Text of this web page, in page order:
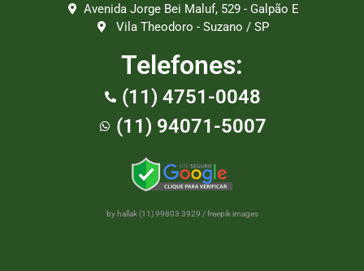
Avenida Jorge Bei Maluf, 529 - Galpão E
Vila Theodoro - Suzano / SP
Telefones:
(11) 4751-0048
(11) 94071-5007
by hallak (11) 99803 3929 /freepik images